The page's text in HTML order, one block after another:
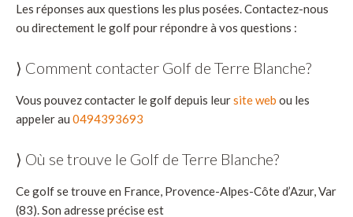
Les réponses aux questions les plus posées. Contactez-nous
ou directement le golf pour répondre à vos questions :
⟩ Comment contacter Golf de Terre Blanche?
Vous pouvez contacter le golf depuis leursite web ou les
appeler au 0494393693
⟩ Où se trouve le Golf de Terre Blanche?
Ce golf se trouve en France, Provence-Alpes-Côte d’Azur, Var
(83). Son adresse précise est